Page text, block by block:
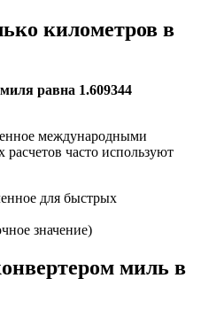
километров в
равна 1.609344
международными
расчетов часто используют
для быстрых
значение)
миль в